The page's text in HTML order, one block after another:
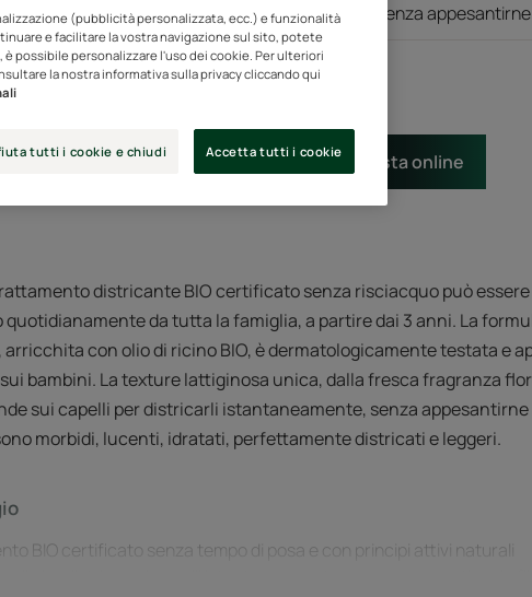
Districa immediatamente i capelli senza
Tubo Tubo
150ml
Punti vendita Acquista online
districante BIO certificato senza risciacquo può essere
da tutta la famiglia, a partire dai 3 anni. La
con olio di ricino BIO, è dermatologicamente testata e
sui bambini. La texture lattiginosa unica, dalla fresca fragranza
sui capelli per districarli istantaneamente, senza appesantirne
morbidi, lucenti, idratati, perfettamente districati e leggeri.
BIO certificato senza tempo di posa e con principi attivi naturali
(pubblicità personalizzata, ecc.) e funzionalità
e facilitare la vostra navigazione sul sito, potete
possibile personalizzare l'uso dei cookie. Per ulteriori
la nostra informativa sulla privacy cliccando qui
tutti i cookie e chiudi Accetta tutti i cookie